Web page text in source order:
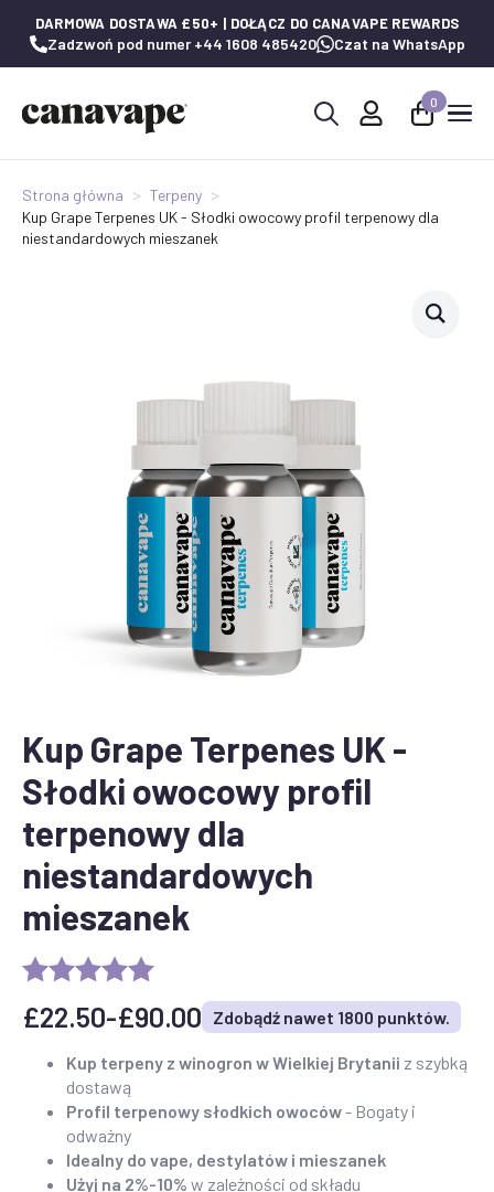
DARMOWA DOSTAWA £50+ | DOŁĄCZ DO CANAVAPE REWARDS
Zadzwoń pod numer +44 1608 485420 Czat na WhatsApp
0
Strona główna
Terpeny
Kup Grape Terpenes UK - Słodki owocowy profil terpenowy dla
niestandardowych mieszanek
Kup Grape Terpenes UK -
Słodki owocowy profil
terpenowy dla
niestandardowych
mieszanek
£22.50-£90.00
Zakres
cen:
22,50
GBP
Zdobądź nawet 1800 punktów.
Kup terpeny z winogron w Wielkiej Brytanii z szybką
dostawą
Profil terpenowy słodkich owoców- Bogaty i
odważny
Idealny do vape, destylatów i mieszanek
Użyj na 2%-10% w zależności od składu